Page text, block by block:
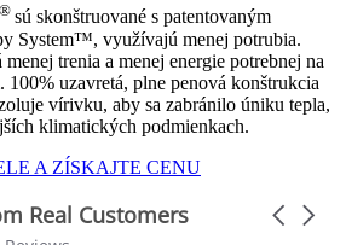
® sú skonštruované s patentovaným
System™, využívajú menej potrubia.
trenia a menej energie potrebnej na
uzavretá, plne penová konštrukcia
vírivku, aby sa zabránilo úniku tepla,
klimatických podmienkach.
A ZÍSKAJTE CENU
Real Customers
Carousel